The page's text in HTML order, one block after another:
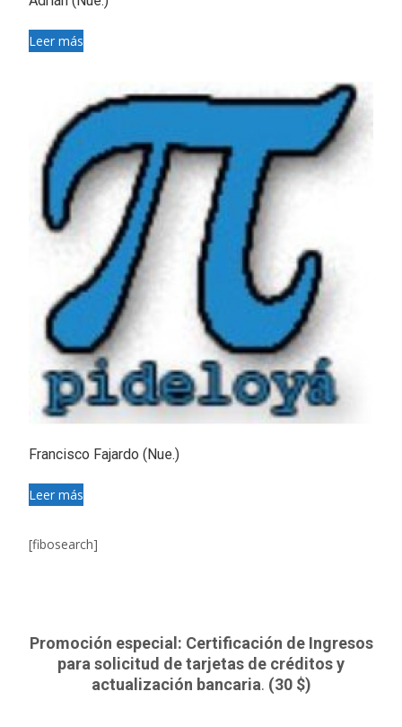
Leer más
Francisco Fajardo (Nue.)
Leer más
[fibosearch]
Promoción especial: Certificación de Ingresos
para solicitud de tarjetas de créditos y
actualización bancaria. (30 $)